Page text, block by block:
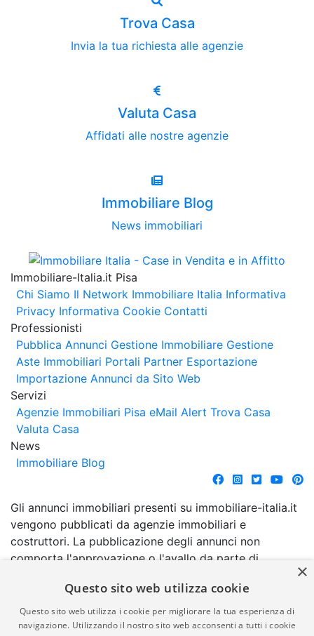
Trova Casa
Invia la tua richiesta alle agenzie
Valuta Casa
Affidati alle nostre agenzie
Immobiliare Blog
News immobiliari
Immobiliare-Italia.it Pisa
Chi Siamo Il Network Immobiliare Italia Informativa
Privacy Informativa Cookie Contatti
Professionisti
Pubblica Annunci Gestione Immobiliare Gestione
Aste Immobiliari Portali Partner Esportazione
Importazione Annunci da Sito Web
Servizi
Agenzie Immobiliari Pisa eMail Alert Trova Casa
Valuta Casa
News
Immobiliare Blog
Gli annunci immobiliari presenti su immobiliare-italia.it
vengono pubblicati da agenzie immobiliari e
costruttori. La pubblicazione degli annunci non
comporta l'approvazione o l'avallo da parte di
garanzia da parte di quest'ultima. immobiliare-italia.it
quindi non è responsabile della veridicità, della
correttezza, della completezza, della normativa in
×
Questo sito web utilizza cookie
Questo sito web utilizza i cookie per migliorare la tua esperienza di
navigazione. Utilizzando il nostro sito web acconsenti a tutti i cookie